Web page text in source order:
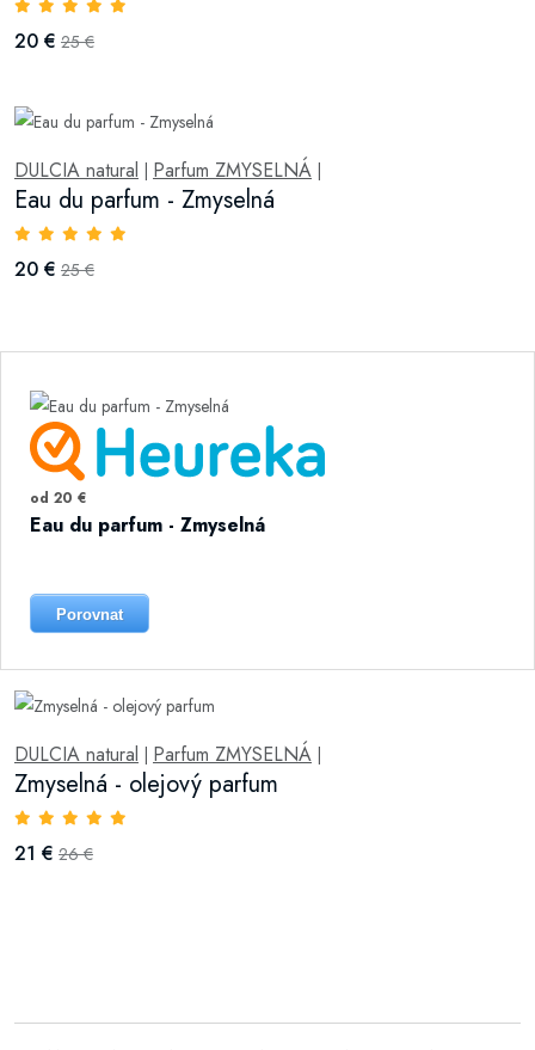
20 € 25 €
DULCIA natural Parfum ZMYSELNÁ
Eau du parfum - Zmyselná
20 € 25 €
od 20 €
Eau du parfum - Zmyselná
Porovnat
DULCIA natural | Parfum ZMYSELNÁ |
Zmyselná - olejový parfum
21 € 26 €